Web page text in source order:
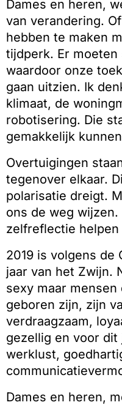
Dames en heren,
van verandering.
hebben te maken
tijdperk. Er
waardoor onze
gaan uitzien. Ik
klimaat, de
robotisering. Die
gemakkelijk
Overtuigingen
tegenover elkaar.
polarisatie dreigt.
ons de weg
zelfreflectie helpen
2019 is volgens de
jaar van het Zwijn.
sexy maar
geboren zijn, zijn
verdraagzaam,
gezellig en voor dit
werklust,
Dames en heren,